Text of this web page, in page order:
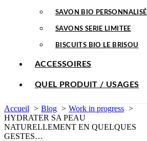
SAVON BIO PERSONNALISÉ
SAVONS SERIE LIMITEE
BISCUITS BIO LE BRISOU
ACCESSOIRES
QUEL PRODUIT / USAGES
Accueil Blog
Work in progress
HYDRATER SA PEAU
NATURELLEMENT EN QUELQUES
GESTES…